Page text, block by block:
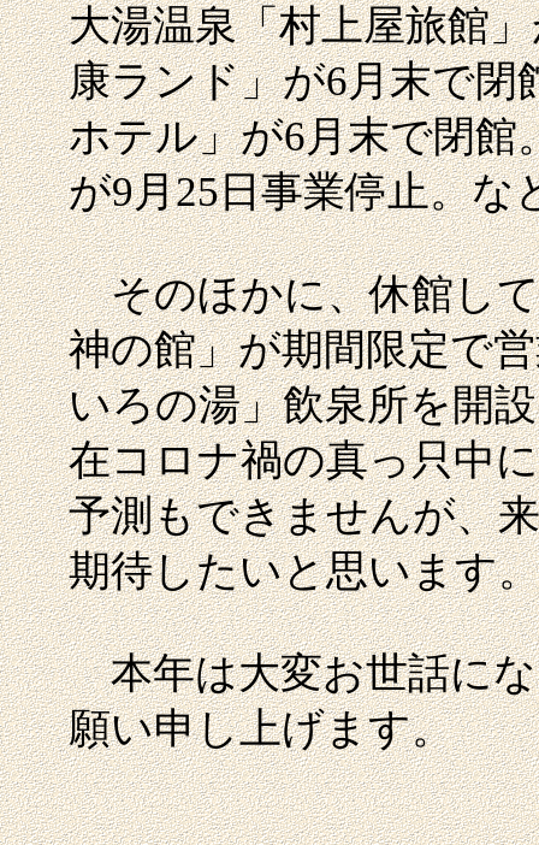
大湯温泉「村上屋旅館
康ランド」が6月末で閉
ホテル」が6月末で閉館
が9月25日事業停止。な
そのほかに、休館して
神の館」が期間限定で
いろの湯」飲泉所を開
在コロナ禍の真っ只中
予測もできませんが、
期待したいと思います。
本年は大変お世話にな
願い申し上げます。